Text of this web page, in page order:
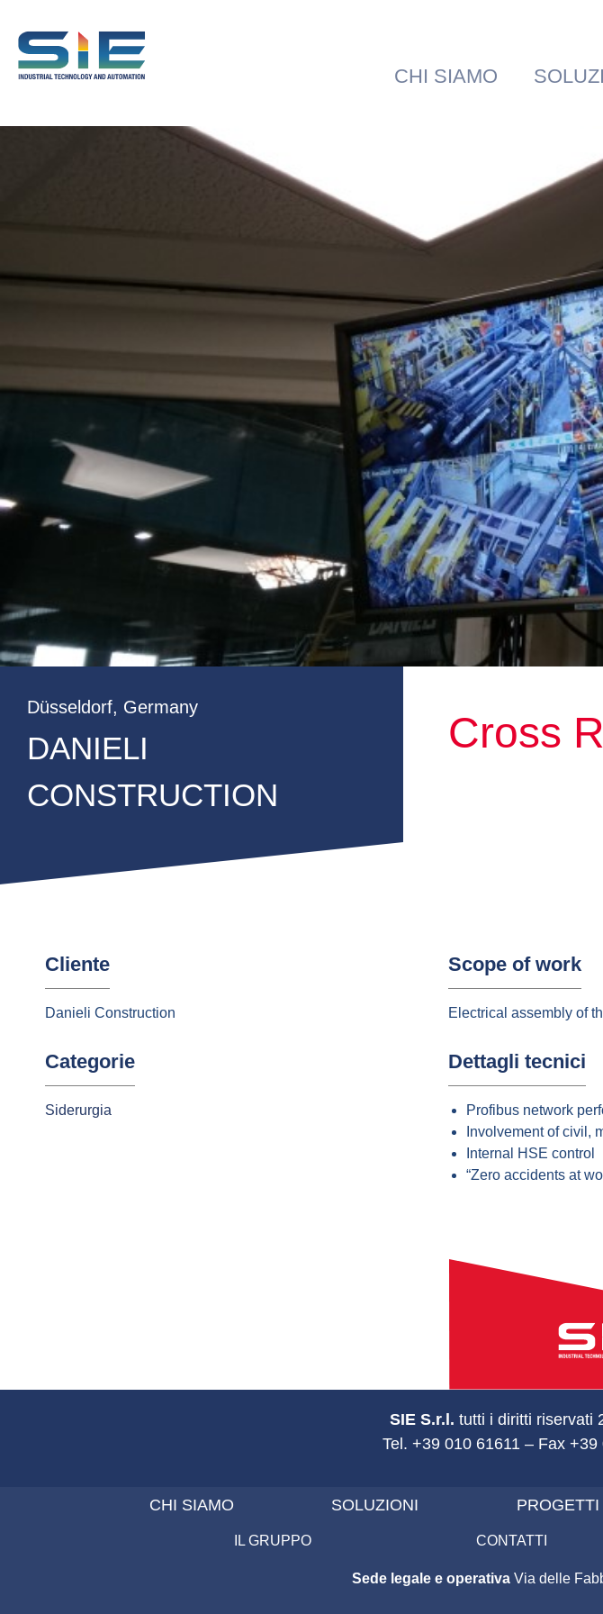
CHI SIAMO
Düsseldorf, Germany
DANIELI
CONSTRUCTION
Cross
Cliente
Danieli Construction
Categorie
Siderurgia
Scope of work
Electrical assembly of
Dettagli tecnici
Profibus network
Involvement of civil,
Internal HSE control
“Zero accidents at
SIE S.r.l. tutti i diritti riservati
Tel. +39 010 61611 – Fax
CHI SIAMO SOLUZIONI PROGETTI
IL GRUPPO CONTATTI
Sede legale e operativaVia delle